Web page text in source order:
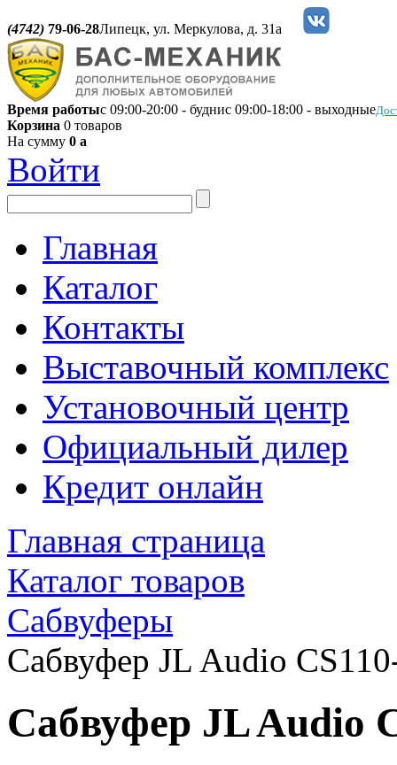
(4742) 79-06-28Липецк, ул. Меркулова, д. 31а
Время работыс 09:00-20:00 - буднис 09:00-18:00 - выходные
Корзина 0 товаров
На сумму 0 a
Войти
Главная
Каталог
Контакты
Выставочный комплекс
Установочный центр
Официальный дилер
Кредит онлайн
Главная страница
Каталог товаров
Сабвуферы
Сабвуфер JL Audio
Сабвуфер JL Audio